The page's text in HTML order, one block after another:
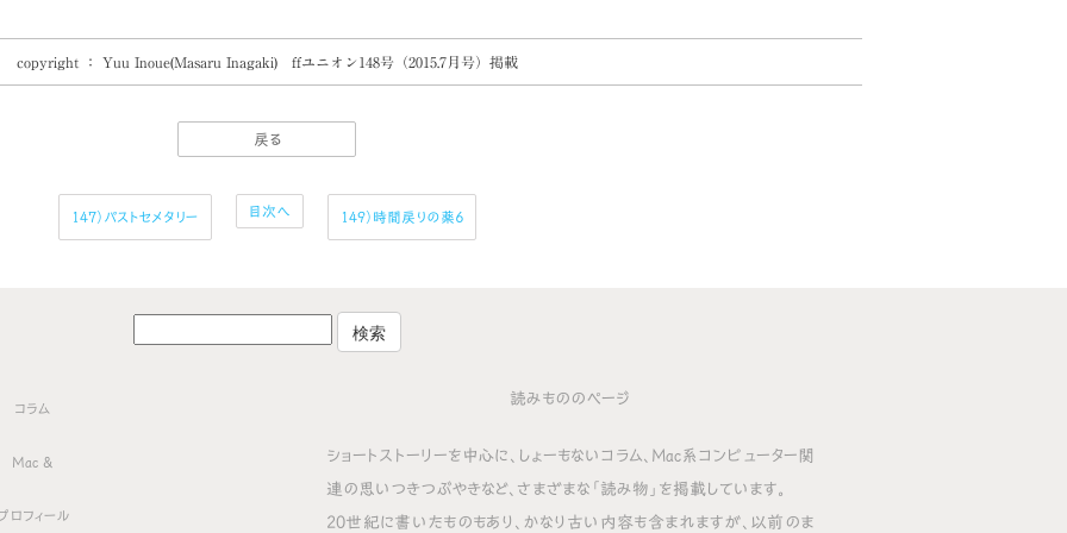
copyright ： Yuu Inoue(Masaru Inagaki) ffユニオン148号（2015.7月号）掲載
戻る
147）パストセメタリー 149）時間戻りの薬６
目次へ
コラム
Mac &
ロフィール
読みもののページ
ショートストーリーを中心に、しょーもないコラム、Mac系コンピューター関
連の思いつきつぶやきなど、さまざまな「読み物」を掲載しています。
20世紀に書いたものもあり、かなり古い内容も含まれますが、以前のま